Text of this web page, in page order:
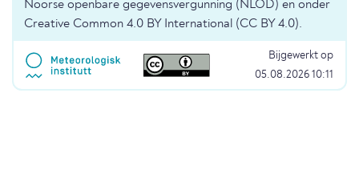
Noorse openbare gegevensvergunning (NLOD) en onder
Creative Common 4.0 BY International (CC BY 4.0).
Bijgewerkt op
05.08.2026 10:11